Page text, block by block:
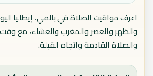
اعرف مواقيت الصلاة في بالمي، إيطاليا
والظهر والعصر والمغرب والعشاء، مع وقت
والصلاة القادمة واتجاه القبلة.